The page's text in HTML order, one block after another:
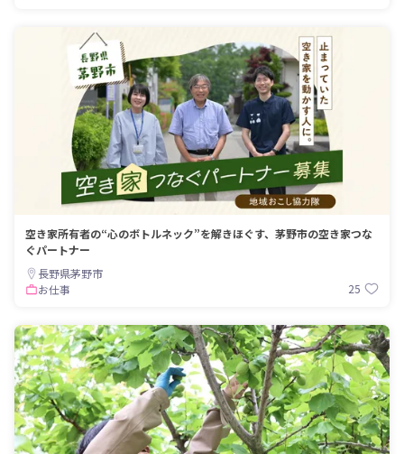
空き家所有者の“心のボトルネック”を解きほぐす、茅野市の空き家つな
ぐパートナー
長野県茅野市
お仕事
25